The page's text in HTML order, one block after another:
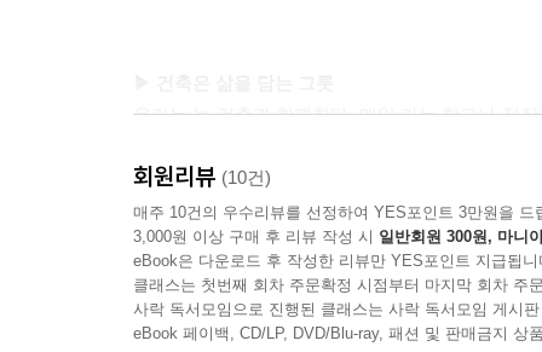
우리는 늘 건축과 함께한다. 매일 가는 학교나 직
가는 데 핵심적인 기능을 담당하고 있는 건축에 대
이 책은 건축에 대한 중요한 7가지 키워드를 뽑
있던 고민들과 함께 짚어 본다. 이런 이야기 속
영향을 주고받고 있는지, 수준이 높은 건축물은
바라보는 다양한 관점을 통해 건축이 우리 삶의
회원리뷰 (10건)
매주 10건의 우수리뷰를 선정하여 YES포인트 3만원을 드
3,000원 이상 구매 후 리뷰 작성 시 일반회원 300원, 마니
eBook은 다운로드 후 작성한 리뷰만 YES포인트 지급됩니
클래스는 첫번째 회차 주문확정 시점부터 마지막 회차 주
사락 독서모임으로 진행된 클래스는 사락 독서모임 게시
eBook 페이백, CD/LP, DVD/Blu-ray, 패션 및 판매금지 상